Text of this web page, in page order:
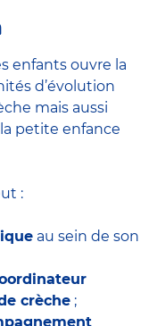
enfants ouvre la
d’évolution
mais aussi
petite enfance
:
au sein de son
crèche ;